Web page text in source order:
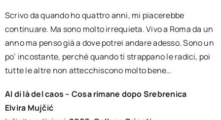
Scrivo da quando ho quattro anni, mi piacerebbe
continuare. Ma sono molto irrequieta. Vivo a Roma da un
anno ma penso già a dove potrei andare adesso. Sono un
po’ incostante, perché quando ti strappano le radici, poi
tutte le altre non attecchiscono molto bene…
Al di là del caos – Cosa rimane dopo Srebrenica
Elvira Mujčić